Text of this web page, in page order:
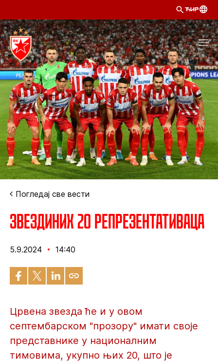
ЋИР
Погледај све вести
Звездиних 20 репрезентативаца
5.9.2024 14:40
Црвена звезда ће и у овом
септембарском "прозору" имати своје
представнике у националним
тимовима, укупно њих 20, што је